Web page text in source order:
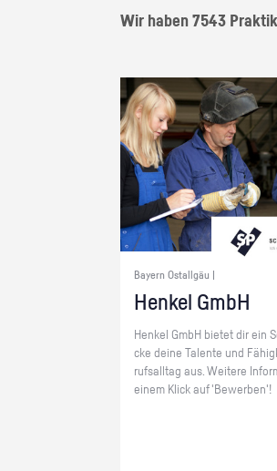
Wir haben 7543
Bayern Ostallgäu |
Hen­kel GmbH
Hen­kel GmbH bie­tet dir ein
cke deine Ta­len­te und
rufs­all­tag aus. Wei­te­re
einem Klick auf 'Be­wer­ben'!